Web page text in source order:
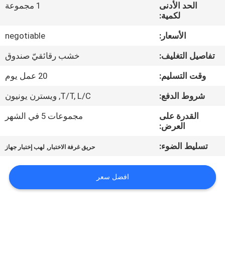
في
المعمل
اتصل
أخبار
اطلب
اقتباس
الحد الأدنى
لكمية:
1 مجموعة
الأسعار:
negotiable
تفاصيل التغليف:
خشب رقائقيّ صندوق
وقت التسليم:
20 عمل يوم
شروط الدفع:
T/T, L/C, ويسترن يونيون
القدرة على
العرض:
مجموعات 5 في الشهر
تسليط الضوء: حريق غرفة الاختبار , لهب إختبار جهاز
افضل سعر